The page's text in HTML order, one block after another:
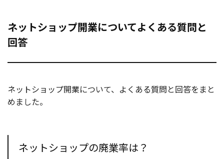
ネットショップ開業についてよくある質問と
回答
ネットショップ開業について、よくある質問と回答をまと
めました。
ネットショップの廃業率は？